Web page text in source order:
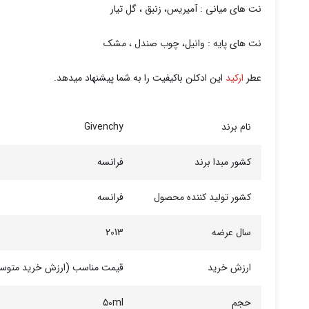
نت های میانی : آمیریس، زنبق ، گل تیار
نت های پایه : وانیل، چوب صندل ، مشک
عطر ارکید این ادکلن باکیفیت را به شما پیشنهاد میدهد.
نام برند Givenchy
کشور مبدا برند فرانسه
کشور تولید کننده محصول فرانسه
سال عرضه 2013
ارزش خرید قیمت مناسب (ارزش خرید
حجم 50ml